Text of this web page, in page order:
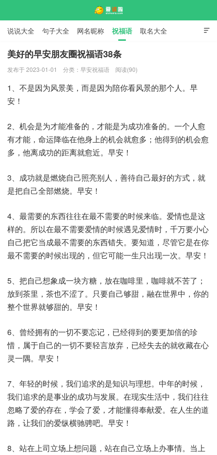

说说大全 句子大全 网名昵称 祝福语 取名大全
标语口号 签名大全
美好的早安朋友圈祝福语38条
发布于 2023-01-01 分类： 早安祝福语 阅读(90)
1、不是因为风景美，而是因为陪你看风景的那个人。早
安！
2、机会是为才能准备的，才能是为成功准备的。一个人愈
有才能，命运降临在他身上的机会就愈多；他得到的机会愈
多，他离成功的距离就愈近。早安！
3、成功就是燃烧自己照亮别人，善待自己最好的方式，就
是把自己全部燃烧。早安！
4、最需要的东西往往在最不需要的时候来临。爱情也是这
样的。所以在最不需要爱情的时候遇见爱情时，千万要小心
自己把它当成最不需要的东西错失。要知道，尽管它是在你
最不需要的时候出现的，但它可能一生只出现一次。早安！
5、把自己想象成一块方糖，放在咖啡里，咖啡就不苦了；
放到茶里，茶也不涩了。只要自己够甜，融在世界中，你的
整个世界就够甜的。早安！
6、曾经拥有的一切不要忘记，已经得到的要更加倍的珍
惜，属于自己的一切不要轻言放弃，已经失去的就收藏在心
灵一隅。早安！
7、年轻的时候，我们追求的是知识与理想。中年的时候，
我们追求的是事业的成功与发展。在现实生活中，我们往往
忽略了爱的存在，学会了爱，才能懂得奉献爱。在人生的道
路，让我们的爱纵横驰骋吧。早安！
8、站在上司立场上想问题，站在自己立场上办事情。当上